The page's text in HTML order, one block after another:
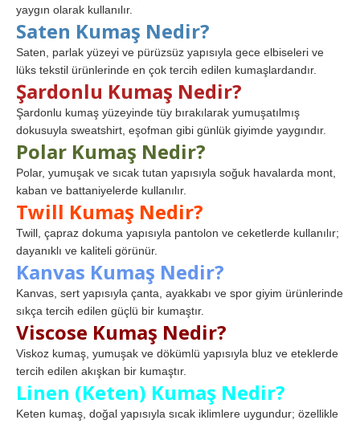
yaygın olarak kullanılır.
Saten Kumaş Nedir?
Saten, parlak yüzeyi ve pürüzsüz yapısıyla gece elbiseleri ve
lüks tekstil ürünlerinde en çok tercih edilen kumaşlardandır.
Şardonlu Kumaş Nedir?
Şardonlu kumaş yüzeyinde tüy bırakılarak yumuşatılmış
dokusuyla sweatshirt, eşofman gibi günlük giyimde yaygındır.
Polar Kumaş Nedir?
Polar, yumuşak ve sıcak tutan yapısıyla soğuk havalarda mont,
kaban ve battaniyelerde kullanılır.
Twill Kumaş Nedir?
Twill, çapraz dokuma yapısıyla pantolon ve ceketlerde kullanılır;
dayanıklı ve kaliteli görünür.
Kanvas Kumaş Nedir?
Kanvas, sert yapısıyla çanta, ayakkabı ve spor giyim ürünlerinde
sıkça tercih edilen güçlü bir kumaştır.
Viscose Kumaş Nedir?
Viskoz kumaş, yumuşak ve dökümlü yapısıyla bluz ve eteklerde
tercih edilen akışkan bir kumaştır.
Linen (Keten) Kumaş Nedir?
Keten kumaş, doğal yapısıyla sıcak iklimlere uygundur; özellikle